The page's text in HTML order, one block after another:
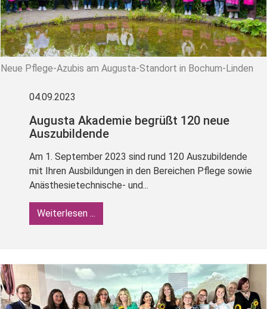
Neue Pflege-Azubis am Augusta-Standort in Bochum-Linden
04.09.2023
Augusta Akademie begrüßt 120 neue
Auszubildende
Am 1. September 2023 sind rund 120 Auszubildende
mit Ihren Ausbildungen in den Bereichen Pflege sowie
Anästhesietechnische- und...
Weiterlesen ...